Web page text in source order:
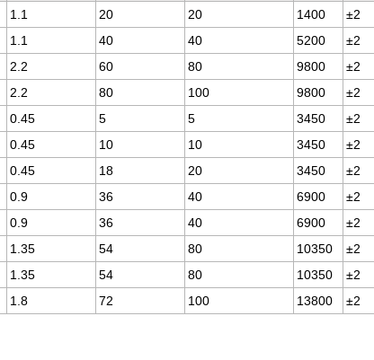
1.1 20 20 1400 ±2
1.1 40 40 5200 ±2
2.2 60 80 9800 ±2
2.2 80 100 9800 ±2
0.45 5 5 3450 ±2
0.45 10 10 3450 ±2
0.45 18 20 3450 ±2
0.9 36 40 6900 ±2
0.9 36 40 6900 ±2
1.35 54 80 10350 ±2
1.35 54 80 10350 ±2
1.8 72 100 13800 ±2